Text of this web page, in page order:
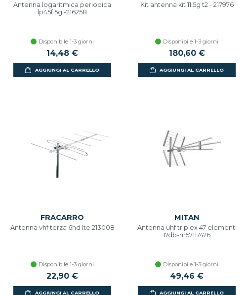
Antenna logaritmica periodica
lp45f 5g -216258
Disponibile 1-3 giorni
14,48 €
AGGIUNGI AL CARRELLO
Kit antenna kit 11 5g t2 - 217976
Disponibile 1-3 giorni
180,60 €
AGGIUNGI AL CARRELLO
FRACARRO
Antenna vhf terza 6hd lte 213008
Disponibile 1-3 giorni
22,90 €
AGGIUNGI AL CARRELLO
MITAN
Antenna uhf triplex 47 elementi
17db-m57117476
Disponibile 1-3 giorni
49,46 €
AGGIUNGI AL CARRELLO